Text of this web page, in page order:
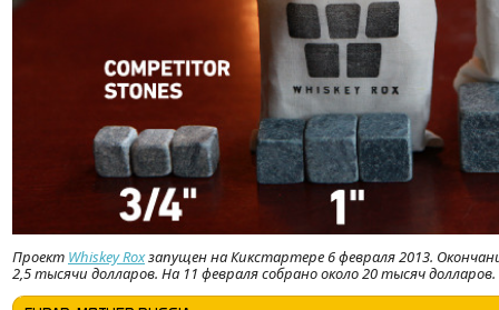
Проект Whiskey Roxзапущен на Кикстартере 6 февраля 2013.
2,5 тысячи долларов. На 11 февраля собрано около 20 тысяч долларов.